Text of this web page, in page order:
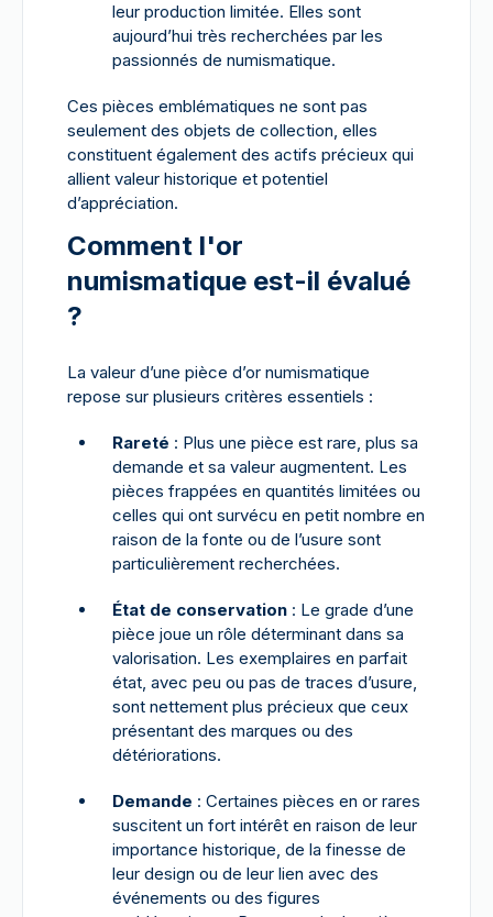
leur production limitée. Elles sont
aujourd’hui très recherchées par les
passionnés de numismatique.
Ces pièces emblématiques ne sont pas
seulement des objets de collection, elles
constituent également des actifs précieux qui
allient valeur historique et potentiel
d’appréciation.
Comment l'or
numismatique est-il évalué
?
La valeur d’une pièce d’or numismatique
repose sur plusieurs critères essentiels :
Rareté : Plus une pièce est rare, plus sa
demande et sa valeur augmentent. Les
pièces frappées en quantités limitées ou
celles qui ont survécu en petit nombre en
raison de la fonte ou de l’usure sont
particulièrement recherchées.
État de conservation : Le grade d’une
pièce joue un rôle déterminant dans sa
valorisation. Les exemplaires en parfait
état, avec peu ou pas de traces d’usure,
sont nettement plus précieux que ceux
présentant des marques ou des
détériorations.
Demande : Certaines pièces en or rares
suscitent un fort intérêt en raison de leur
importance historique, de la finesse de
leur design ou de leur lien avec des
événements ou des figures